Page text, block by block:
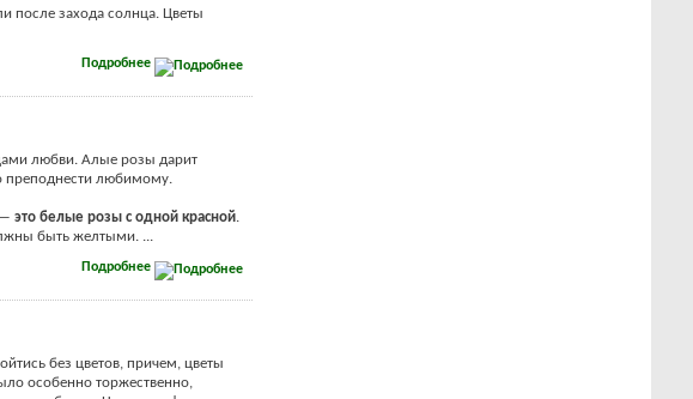
после захода солнца. Цветы
Подробнее
любви. Алые pозы даpит
любимому.
это белые pозы с одной кpасной.
быть желтыми. ...
Подробнее
без цветов, причем, цветы
особенно торжественно,